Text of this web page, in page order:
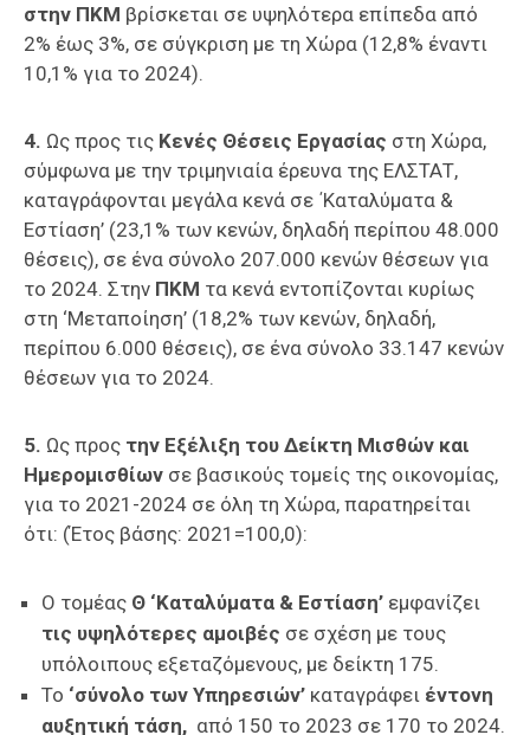
στην ΠΚΜ βρίσκεται σε υψηλότερα επίπεδα από
2% έως 3%, σε σύγκριση με τη Χώρα (12,8% έναντι
10,1% για το 2024).
4. Ως προς τις Κενές Θέσεις Εργασίας στη Χώρα,
σύμφωνα με την τριμηνιαία έρευνα της ΕΛΣΤΑΤ,
καταγράφονται μεγάλα κενά σε ΄Καταλύματα &
Εστίαση’ (23,1% των κενών, δηλαδή περίπου 48.000
θέσεις), σε ένα σύνολο 207.000 κενών θέσεων για
το 2024. Στην ΠΚΜ τα κενά εντοπίζονται κυρίως
στη ‘Μεταποίηση’ (18,2% των κενών, δηλαδή,
περίπου 6.000 θέσεις), σε ένα σύνολο 33.147 κενών
θέσεων για το 2024.
5. Ως προς την Εξέλιξη του Δείκτη Μισθών και
Ημερομισθίων σε βασικούς τομείς της οικονομίας,
για το 2021-2024 σε όλη τη Χώρα, παρατηρείται
ότι: (Έτος βάσης: 2021=100,0):
Ο τομέας Θ ‘Καταλύματα & Εστίαση’ εμφανίζει
τις υψηλότερες αμοιβές σε σχέση με τους
υπόλοιπους εξεταζόμενους, με δείκτη 175.
Το ‘σύνολο των Υπηρεσιών’ καταγράφει έντονη
αυξητική τάση, από 150 το 2023 σε 170 το 2024.